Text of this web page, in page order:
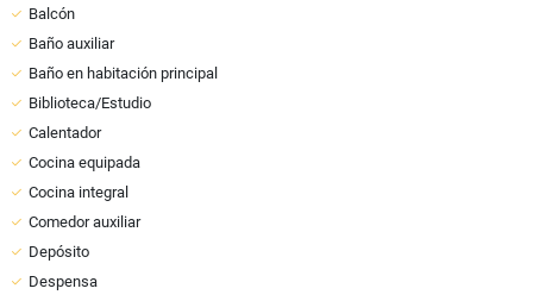
Balcón
Baño auxiliar
Baño en habitación principal
Biblioteca/Estudio
Calentador
Cocina equipada
Cocina integral
Comedor auxiliar
Depósito
Despensa